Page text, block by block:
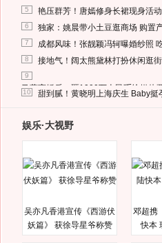
5 艳压群芳！唐嫣修身长裙现身活
6 独家：姚晨带小土豆逛商场 购置
7 成都风味！张靓颖冯轲曝婚纱照
8 接地气！阔太熊黛林打扮休闲逛
9
马蓉离婚后，砸1000万人民币给媒体
10 甜到腻！黄晓明上海庆生 Baby挺
娱乐·大视野
吴亦凡香港宣传《西游伏
妖篇》 获徐导星爷称赞
邓超携
快本